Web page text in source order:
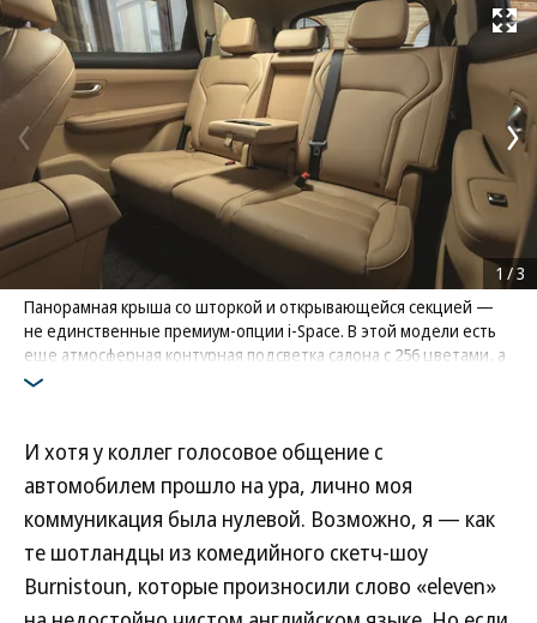
Развернуть
Панорамная крыша со шторкой и открывающейся секцией —
не единственные премиум-опции i-Space. В этой модели есть
еще атмосферная контурная подсветка салона с 256 цветами, а
музыкальная система насчитывает тринадцать динамиков
1 /3
И хотя у коллег голосовое общение с
автомобилем прошло на ура, лично моя
коммуникация была нулевой. Возможно, я — как
те шотландцы из комедийного скетч-шоу
Burnistoun, которые произносили слово «eleven»